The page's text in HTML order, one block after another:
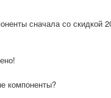
сначала со скидкой
компоненты?